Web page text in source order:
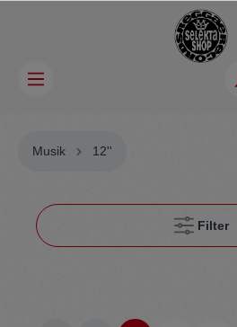
Musik 12''
Filter